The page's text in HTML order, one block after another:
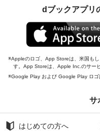
dブックアプリ
Appleのロゴ、App Storeは、米国も
す。App Storeは、Apple Inc.のサー
Google Play および Google Play ロゴ
サ
はじめての方へ